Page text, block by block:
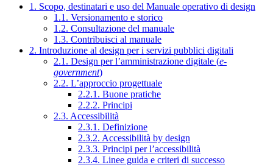
1. Scopo, destinatari e uso del Manuale operativo di design
1.1. Versionamento e storico
1.2. Consultazione del manuale
1.3. Contribuisci al manuale
2. Introduzione al design per i servizi pubblici digitali
2.1. Design per l’amministrazione digitale (e-
government)
2.2. L’approccio progettuale
2.2.1. Buone pratiche
2.2.2. Principi
2.3. Accessibilità
2.3.1. Definizione
2.3.2. Accessibilità by design
2.3.3. Principi per l’accessibilità
2.3.4. Linee guida e criteri di successo